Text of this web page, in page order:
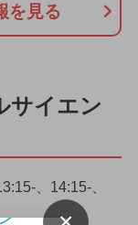
を見る
サイエン
、14:15-、